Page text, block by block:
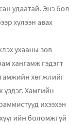
удаатай. Энэ бол
хүлээн авах
ухааны зөв
хангамж гэдэгт
хөгжлийг
Хамгийн
ихээхэн
боломжгүй